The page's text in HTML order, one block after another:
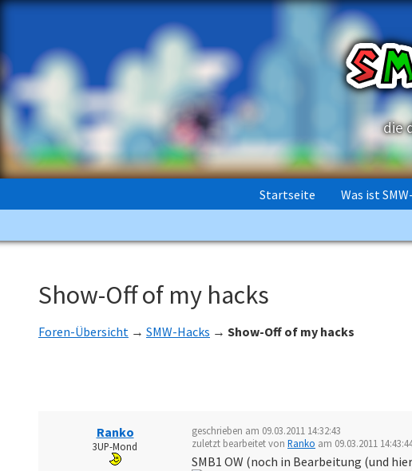
die
Startseite Was ist
Show-Off of my hacks
Foren-Übersicht → SMW-Hacks → Show-Off of my hacks
Ranko
3UP-Mond
geschrieben am 09.03.2011 14:32:43
zuletzt bearbeitet von Ranko am 09.03.2011
SMB1 OW (noch in Bearbeitung (und